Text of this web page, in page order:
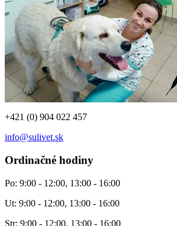
+421 (0) 904 022 457
info@sulivet.sk
Ordinačné hodiny
Po: 9:00 - 12:00, 13:00 - 16:00
Ut: 9:00 - 12:00, 13:00 - 16:00
Str: 9:00 - 12:00, 13:00 - 16:00